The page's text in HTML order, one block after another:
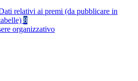
relativi ai premi (da pubblicare in
8
organizzativo